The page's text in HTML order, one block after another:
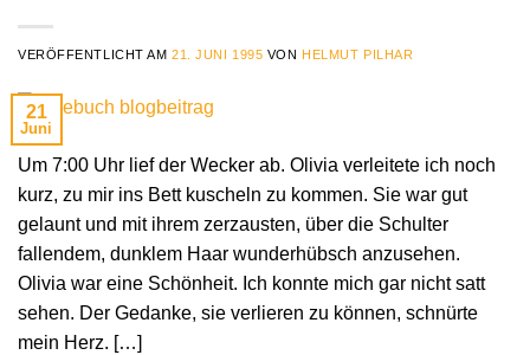
VERÖFFENTLICHT AM21. JUNI 1995 VON HELMUT PILHAR
21
Juni
Um 7:00 Uhr lief der Wecker ab. Olivia verleitete ich noch
kurz, zu mir ins Bett kuscheln zu kommen. Sie war gut
gelaunt und mit ihrem zerzausten, über die Schulter
fallendem, dunklem Haar wunderhübsch anzusehen.
Olivia war eine Schönheit. Ich konnte mich gar nicht satt
sehen. Der Gedanke, sie verlieren zu können, schnürte
mein Herz. […]